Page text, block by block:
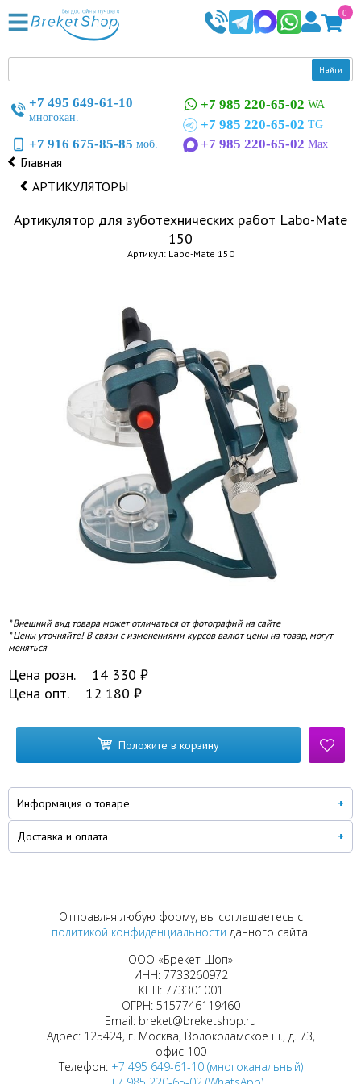
0
Найти
+7 495 649-61-10
многокан.
+7 916 675-85-85 моб.
+7 985 220-65-02 WA
+7 985 220-65-02 TG
+7 985 220-65-02 Max
Главная
АРТИКУЛЯТОРЫ
Артикулятор для зуботехнических работ Labo-Mate
150
Артикул: Labo-Mate 150
* Внешний вид товара может отличаться от фотографий на сайте
* Цены уточняйте! В связи с изменениями курсов валют цены на товар, могут
меняться
Цена розн. 14 330 ₽
Цена опт.
12 180 ₽
Положите в корзину
Информация о товаре
Доставка и оплата
Отправляя любую форму, вы соглашаетесь с
политикой конфиденциальности данного сайта.
ООО «Брекет Шоп»
ИНН: 7733260972
КПП: 773301001
ОГРН: 5157746119460
Email: breket@breketshop.ru
Адрес: 125424, г. Москва, Волоколамское ш., д. 73,
офис 100
Телефон: +7 495 649-61-10 (многоканальный)